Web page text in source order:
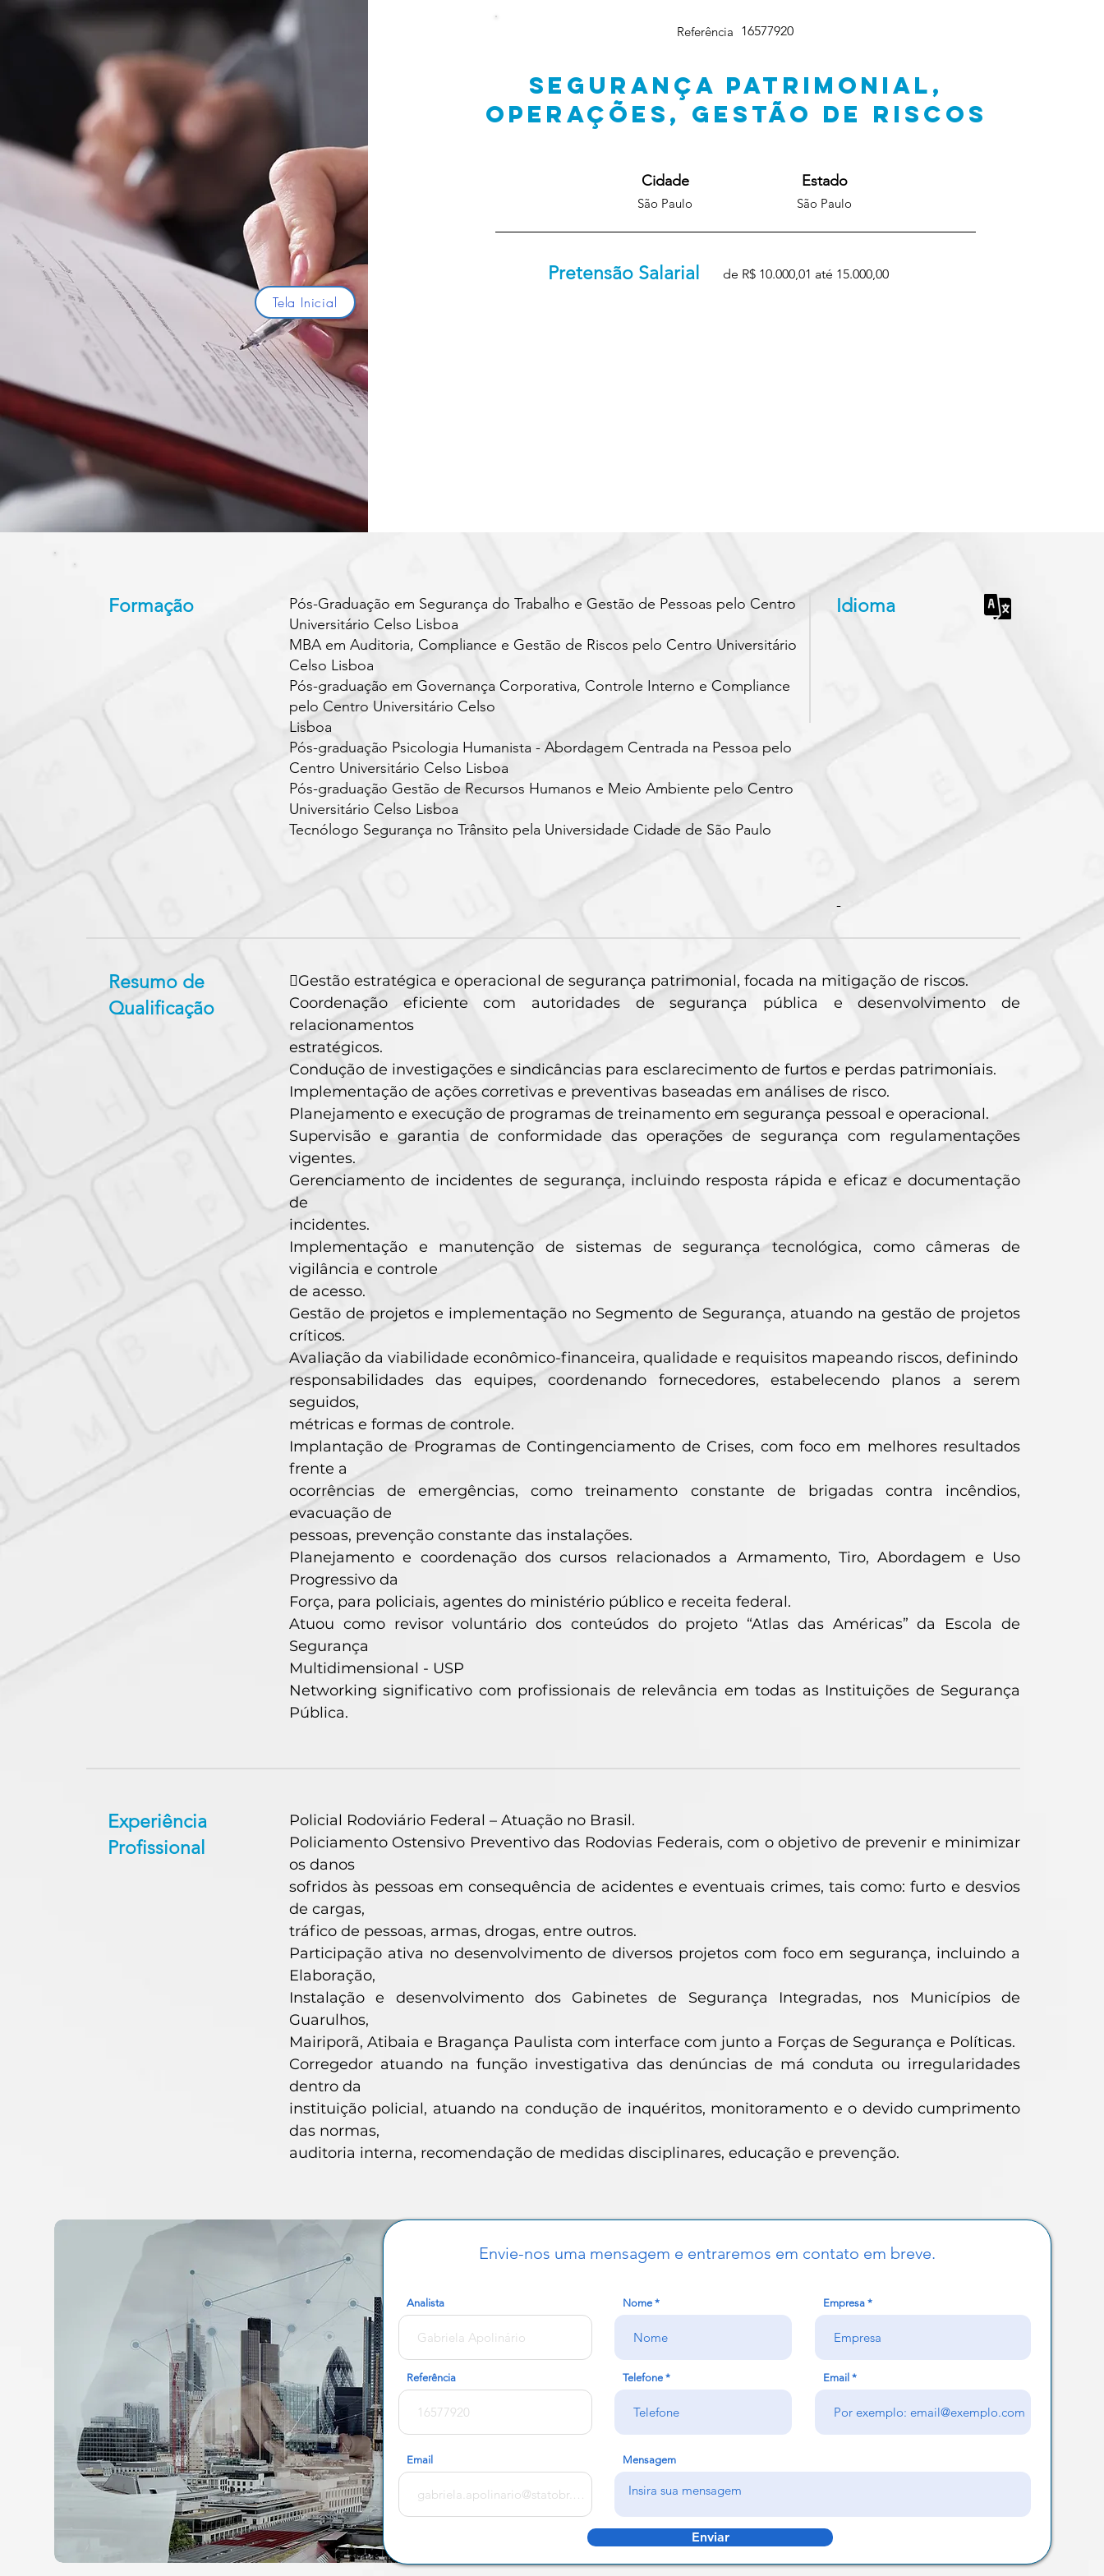
Tela Inicial
Referência 16577920
SEGURANÇA PATRIMONIAL,
OPERAÇÕES, GESTÃO DE RISCOS
São Paulo
Cidade Estado
São Paulo
Pretensão Salarial de R$ 10.000,01 até 15.000,00
Formação
Pós-Graduação em Segurança do Trabalho e Gestão de Pessoas pelo Centro
Universitário Celso Lisboa
MBA em Auditoria, Compliance e Gestão de Riscos pelo Centro Universitário
Celso Lisboa
Pós-graduação em Governança Corporativa, Controle Interno e Compliance
pelo Centro Universitário Celso
Lisboa
Pós-graduação Psicologia Humanista - Abordagem Centrada na Pessoa pelo
Centro Universitário Celso Lisboa
Pós-graduação Gestão de Recursos Humanos e Meio Ambiente pelo Centro
Universitário Celso Lisboa
Tecnólogo Segurança no Trânsito pela Universidade Cidade de São Paulo
Idioma
-
Resumo de
Qualificação
Gestão estratégica e operacional de segurança patrimonial, focada na mitigação de riscos.
Coordenação eficiente com autoridades de segurança pública e desenvolvimento de
relacionamentos
estratégicos.
Condução de investigações e sindicâncias para esclarecimento de furtos e perdas patrimoniais.
Implementação de ações corretivas e preventivas baseadas em análises de risco.
Planejamento e execução de programas de treinamento em segurança pessoal e operacional.
Supervisão e garantia de conformidade das operações de segurança com regulamentações
vigentes.
Gerenciamento de incidentes de segurança, incluindo resposta rápida e eficaz e documentação
de
incidentes.
Implementação e manutenção de sistemas de segurança tecnológica, como câmeras de
vigilância e controle
de acesso.
Gestão de projetos e implementação no Segmento de Segurança, atuando na gestão de projetos
críticos.
Avaliação da viabilidade econômico-financeira, qualidade e requisitos mapeando riscos, definindo
responsabilidades das equipes, coordenando fornecedores, estabelecendo planos a serem
seguidos,
métricas e formas de controle.
Implantação de Programas de Contingenciamento de Crises, com foco em melhores resultados
frente a
ocorrências de emergências, como treinamento constante de brigadas contra incêndios,
evacuação de
pessoas, prevenção constante das instalações.
Planejamento e coordenação dos cursos relacionados a Armamento, Tiro, Abordagem e Uso
Progressivo da
Força, para policiais, agentes do ministério público e receita federal.
Atuou como revisor voluntário dos conteúdos do projeto “Atlas das Américas” da Escola de
Segurança
Multidimensional - USP
Networking significativo com profissionais de relevância em todas as Instituições de Segurança
Pública.
Experiência
Profissional
Policial Rodoviário Federal – Atuação no Brasil.
Policiamento Ostensivo Preventivo das Rodovias Federais, com o objetivo de prevenir e minimizar
os danos
sofridos às pessoas em consequência de acidentes e eventuais crimes, tais como: furto e desvios
de cargas,
tráfico de pessoas, armas, drogas, entre outros.
Participação ativa no desenvolvimento de diversos projetos com foco em segurança, incluindo a
Elaboração,
Instalação e desenvolvimento dos Gabinetes de Segurança Integradas, nos Municípios de
Guarulhos,
Mairiporã, Atibaia e Bragança Paulista com interface com junto a Forças de Segurança e Políticas.
Corregedor atuando na função investigativa das denúncias de má conduta ou irregularidades
dentro da
instituição policial, atuando na condução de inquéritos, monitoramento e o devido cumprimento
das normas,
auditoria interna, recomendação de medidas disciplinares, educação e prevenção.
Envie-nos uma mensagem e entraremos em contato em breve.
Analista
Referência
Nome
Telefone
Empresa
Email
Email Mensagem
Enviar